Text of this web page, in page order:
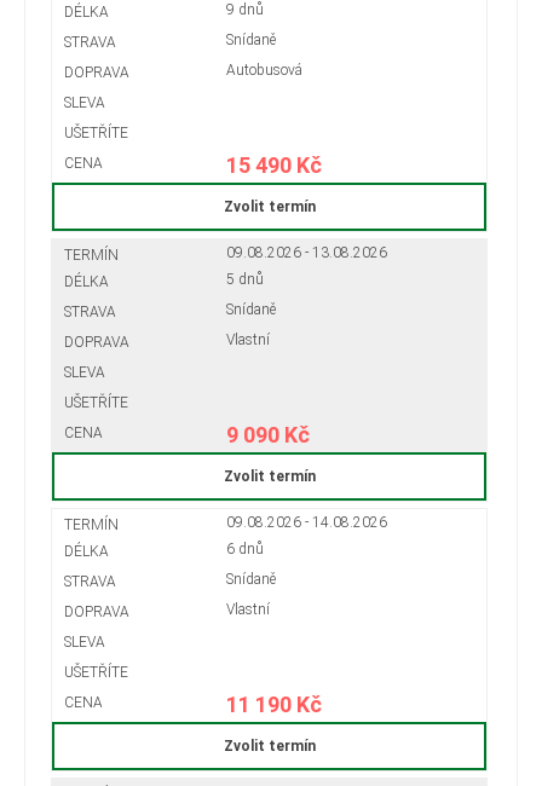
9 dnů
Snídaně
Autobusová
15 490 Kč
Zvolit termín
09.08.2026 - 13.08.2026
5 dnů
Snídaně
Vlastní
9 090 Kč
Zvolit termín
09.08.2026 - 14.08.2026
6 dnů
Snídaně
Vlastní
11 190 Kč
Zvolit termín